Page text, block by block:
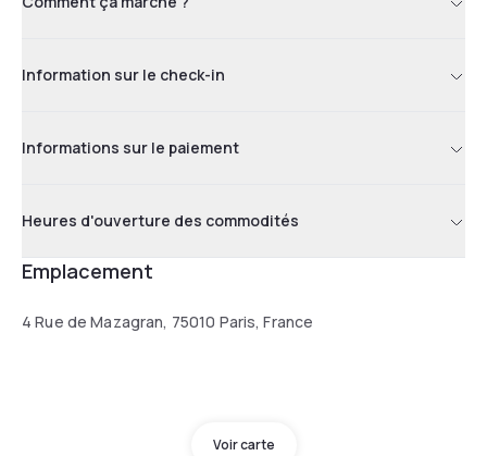
Information sur le check-in
Informations sur le paiement
Heures d'ouverture des commodités
Emplacement
4 Rue de Mazagran, 75010 Paris, France
Voir carte